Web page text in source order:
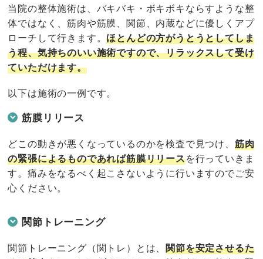
当院の整体施術は、バキバキ・ボキボキならすような整
体ではなく、筋肉や筋膜、関節、内蔵などに優しくアプ
ローチして行きます。ほとんどの方がうとうとしてしま
う程、気持ちのいい施術ですので、リラックスして受け
ていただけます。
以下は施術の一例です。
筋膜リリース
どこの動きが悪くなっているのかを検査で見つけ、 筋肉
の緊張によるものであれば筋膜リリースを行っていきま
す。痛みをなるべく起こさないように行いますのでご安
心ください。
関節トレーニング
関節トレーニング（関トレ）とは、関節を安定させるた